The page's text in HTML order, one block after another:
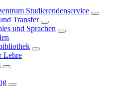
Studierendenservice
Transfer
und Sprachen
Lehre